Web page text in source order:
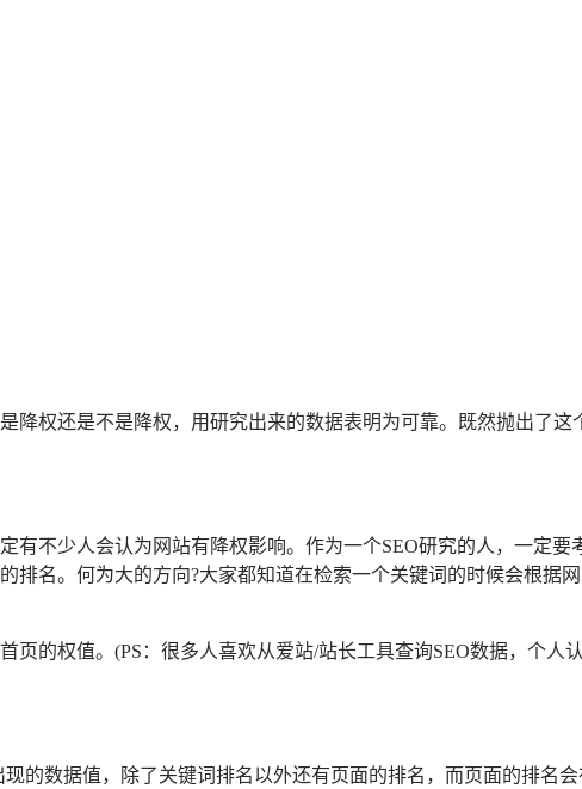
降权还是不是降权，用研究出来的数据表明为可靠。既然抛出了
有不少人会认为网站有降权影响。作为一个SEO研究的人，一定
排名。何为大的方向?大家都知道在检索一个关键词的时候会根据
页的权值。(PS：很多人喜欢从爱站/站长工具查询SEO数据，个人
现的数据值，除了关键词排名以外还有页面的排名，而页面的排名